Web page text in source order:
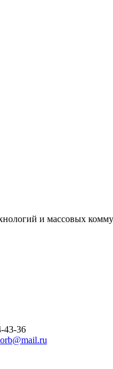
и массовых
43-36